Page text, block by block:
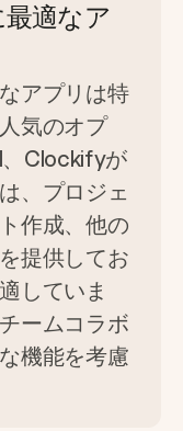
適なア
アプリは特
気のオプ
Clockifyが
、プロジェ
作成、他の
提供してお
していま
ームコラボ
機能を考慮